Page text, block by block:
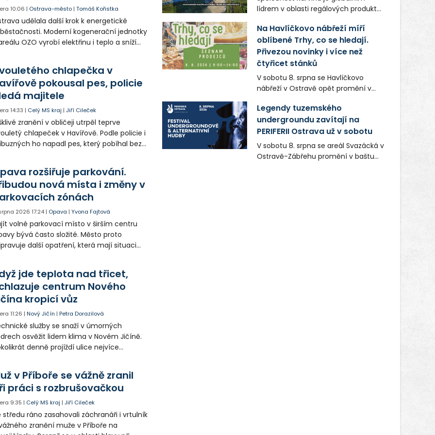
10:06 | Ostrava-město |Tomáš Kořistka
udělala další krok k energetické
Moderní kogenerační jednotky
OZO vyrobí elektřinu i teplo a sníží
chlapečka v
pokousal pes, policie
majitele
14:33 | Celý MS kraj |Jiří Cileček
zranění v obličeji utrpěl teprve
chlapeček v Havířově. Podle policie i
ho napadl pes, který pobíhal bez
psa hledá.
rozšiřuje parkování.
nová místa i změny v
zónách
2026 17:24 | Opava |Yvona Fajtová
volné parkovací místo v širším centru
bývá často složité. Město proto
další opatření, která mají situaci
řidiče v parkovacích zónách.
jde teplota nad třicet,
centrum Nového
kropicí vůz
11:26 |Nový Jičín |Petra Dorazilová
služby se snaží v úmorných
osvěžit lidem klima v Novém Jičíně.
denně projíždí ulice nejvíce
v Příboře se vážně zranil
práci s rozbrušovačkou
9:35 | Celý MS kraj |Jiří Cileček
středu ráno zasahovali záchranáři i vrtulník
zranění muže v Příboře na
lídrem v oblasti regálových produktů
zaměstnavatelem na Karvinsku a
firmou s obrovským potenciálem.
Na Havlíčkovo nábřeží míří
oblíbené Trhy, co se hledají.
Přivezou novinky i více než
čtyřicet stánků
V sobotu 8. srpna se Havlíčkovo
nábřeží v Ostravě opět promění v
lokálních výrobků. Trhy, co se hledají
tentokrát nabídnou více než čtyřicet
pečlivě vybraných stánků s kvalitní
gastronomií, farmářskými produkty,
designem i řemeslnou tvorbou.
Návštěvníci se mohou těšit nejen na
Legendy tuzemského
undergroundu zavítají na
PERIFERII Ostrava už v sobotu
V sobotu 8. srpna se areál Svazácká v
Ostravě-Zábřehu promění v baštu